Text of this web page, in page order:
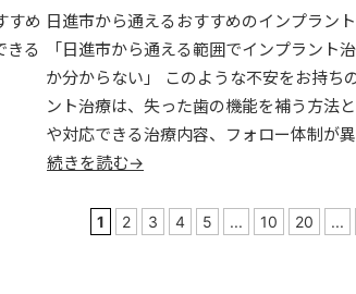
日進市から通えるおすすめのインプラン
「日進市から通える範囲でインプラント
か分からない」 このような不安をお持
ント治療は、失った歯の機能を補う方法
や対応できる治療内容、フォロー体制が
続きを読む→
1 2 3 4 5 ... 10 20 ...